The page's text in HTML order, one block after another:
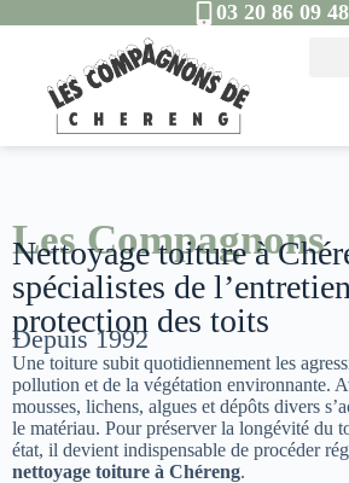
03 20 86 09 48
Les Compagnons
Nettoyage toiture à
spécialistes de
protection des toits
Depuis 1992
Une toiture subit quotidiennement les
pollution et de la végétation environnante.
mousses, lichens, algues et dépôts divers
le matériau. Pour préserver la longévité du
état, il devient indispensable de procéder
nettoyage toiture à Chéreng.